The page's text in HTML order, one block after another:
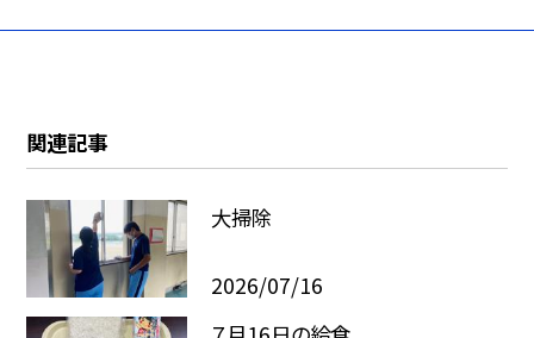
関連記事
大掃除
2026/07/16